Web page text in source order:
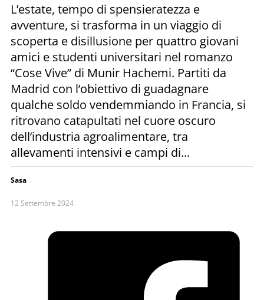
L’estate, tempo di spensieratezza e
avventure, si trasforma in un viaggio di
scoperta e disillusione per quattro giovani
amici e studenti universitari nel romanzo
“Cose Vive” di Munir Hachemi. Partiti da
Madrid con l’obiettivo di guadagnare
qualche soldo vendemmiando in Francia, si
ritrovano catapultati nel cuore oscuro
dell’industria agroalimentare, tra
allevamenti intensivi e campi di...
Sasa
12 Settembre 2024